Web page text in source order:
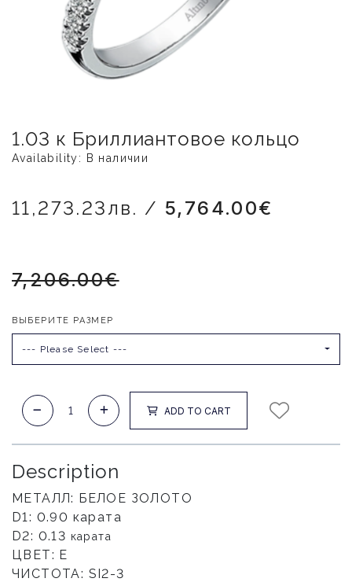
1.03 к Бриллиантовое кольцо
Availability: В наличии
11,273.23лв. / 5,764.00€
7,206.00€
ВЫБЕРИТЕ РАЗМЕР
--- Please Select ---
ADD TO CART
Description
МЕТАЛЛ: БЕЛОЕ ЗОЛОТО
D1: 0.90 карата
D2: 0.13 карата
ЦВЕТ: E
ЧИСТОТА: SI2-3